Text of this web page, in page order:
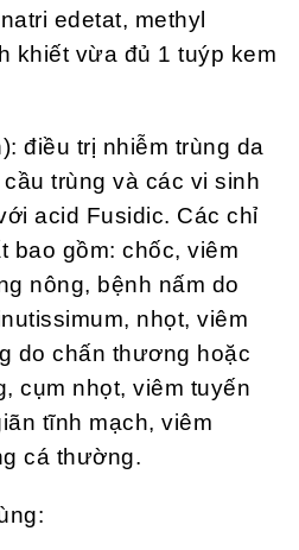
edetat, methyl
khiết vừa đủ 1 tuýp kem
điều trị nhiễm trùng da
trùng và các vi sinh
acid Fusidic. Các chỉ
bao gồm: chốc, viêm
nông, bệnh nấm do
nhọt, viêm
do chấn thương hoặc
cụm nhọt, viêm tuyến
tĩnh mạch, viêm
cá thường.